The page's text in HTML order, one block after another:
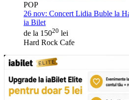
POP
26 nov: Concert Lidia Buble la
ia Bilet
de la 15020 lei
Hard Rock Cafe